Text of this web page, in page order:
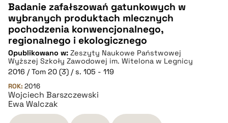
Badanie zafałszowań gatunkowych w
wybranych produktach mlecznych
pochodzenia konwencjonalnego,
regionalnego i ekologicznego
Opublikowano w: Zeszyty Naukowe Państwowej
Wyższej Szkoły Zawodowej im. Witelona w Legnicy
2016 / Tom 20 (3) / s. 105 - 119
ROK: 2016
Wojciech Barszczewski
Ewa Walczak